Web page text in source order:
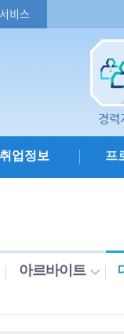
비스
경력
취업정보 프
아르바이트